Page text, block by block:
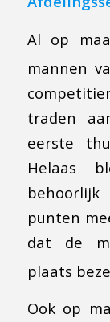
Al op
mannen
traden
eerste
Helaas
punten
dat de
plaats
Ook op